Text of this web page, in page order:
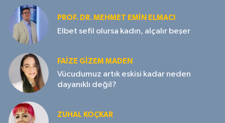
PROF. DR. MEHMET EMIN ELMACI
Elbet sefil olursa kadın, alçalır beşer
FAIZE GIZEM MADEN
Vücudumuz artık eskisi kadar neden
dayanıklı değil?
ZUHAL KOÇKAR